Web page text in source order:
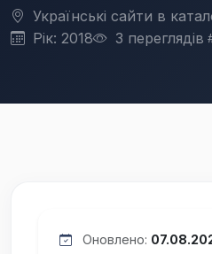
Українські сайти в
Рік: 2018
3 переглядів
Оновлено: